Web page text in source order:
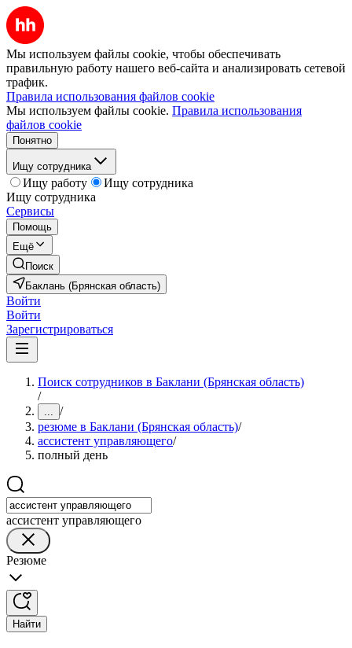
Мы используем файлы cookie, чтобы обеспечивать
правильную работу нашего веб-сайта и анализировать сетевой
трафик.
Правила использования файлов cookie
Мы используем файлы cookie. Правила использования
файлов cookie
Понятно
Ищу сотрудника
Ищу работу
Ищу сотрудника
Ищу сотрудника
Сервисы
Помощь
Ещё
Поиск
Баклань (Брянская область)
Войти
Войти
Зарегистрироваться
Поиск сотрудников в Баклани (Брянская область)
/
... /
резюме в Баклани (Брянская область)/
ассистент управляющего/
полный день
ассистент управляющего
Резюме
Найти